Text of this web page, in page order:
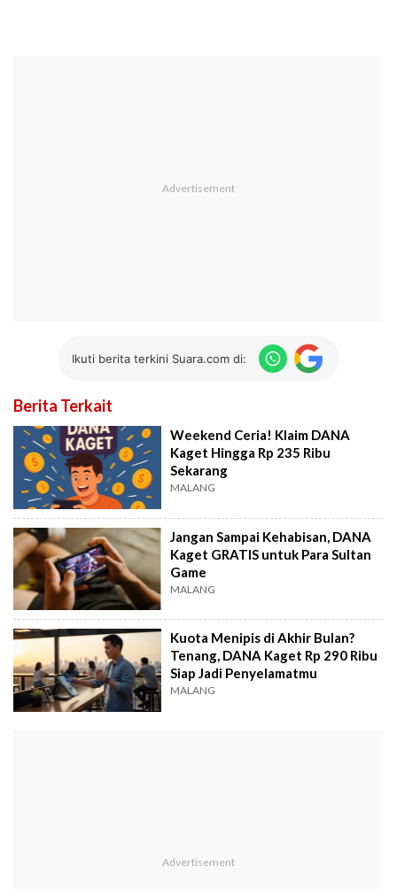
Ikuti berita terkini Suara.com di:
Berita Terkait
Weekend Ceria! Klaim DANA
Kaget Hingga Rp 235 Ribu
Sekarang
MALANG
Jangan Sampai Kehabisan, DANA
Kaget GRATIS untuk Para Sultan
Game
MALANG
Kuota Menipis di Akhir Bulan?
Tenang, DANA Kaget Rp 290 Ribu
Siap Jadi Penyelamatmu
MALANG